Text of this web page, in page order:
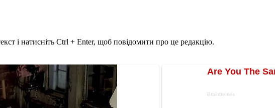
і натисніть Ctrl + Enter, щоб повідомити про це редакцію.